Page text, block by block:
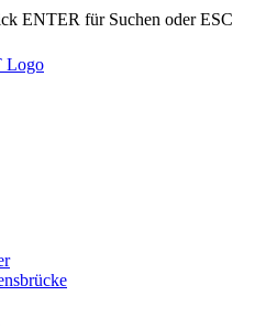
ENTER für Suchen oder ESC